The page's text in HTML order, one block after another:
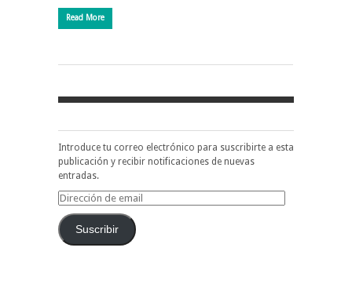
Read More
Introduce tu correo electrónico para suscribirte a esta
publicación y recibir notificaciones de nuevas
entradas.
Dirección
emailSuscribir